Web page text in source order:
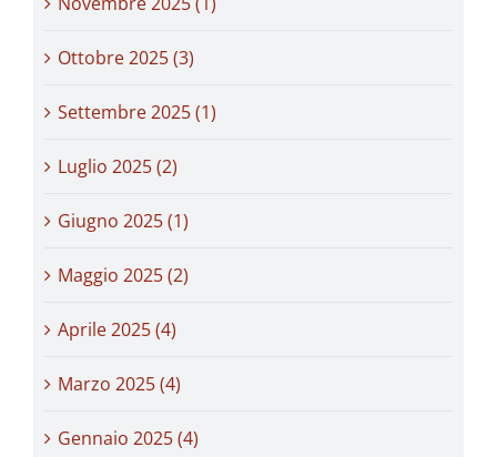
Ottobre 2025 (3)
Settembre 2025 (1)
Luglio 2025 (2)
Giugno 2025 (1)
Maggio 2025 (2)
Aprile 2025 (4)
Marzo 2025 (4)
Gennaio 2025 (4)